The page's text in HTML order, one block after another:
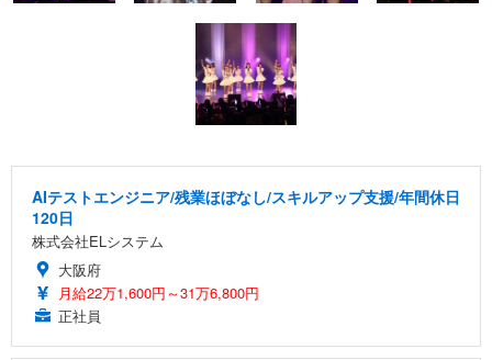
AIテストエンジニア/残業ほぼなし/スキルアップ支援/年間休日
120日
株式会社ELシステム
大阪府
月給22万1,600円～31万6,800円
正社員